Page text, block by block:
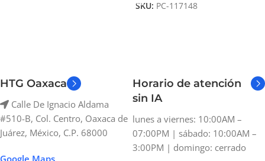
SKU: PC-117148
HTG Oaxaca
Calle De Ignacio Aldama
#510-B, Col. Centro, Oaxaca de
Juárez, México, C.P. 68000
Horario de atención
sin IA
lunes a viernes: 10:00AM –
07:00PM | sábado: 10:00AM –
3:00PM | domingo: cerrado